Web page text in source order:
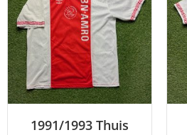
1991/1993 Thuis